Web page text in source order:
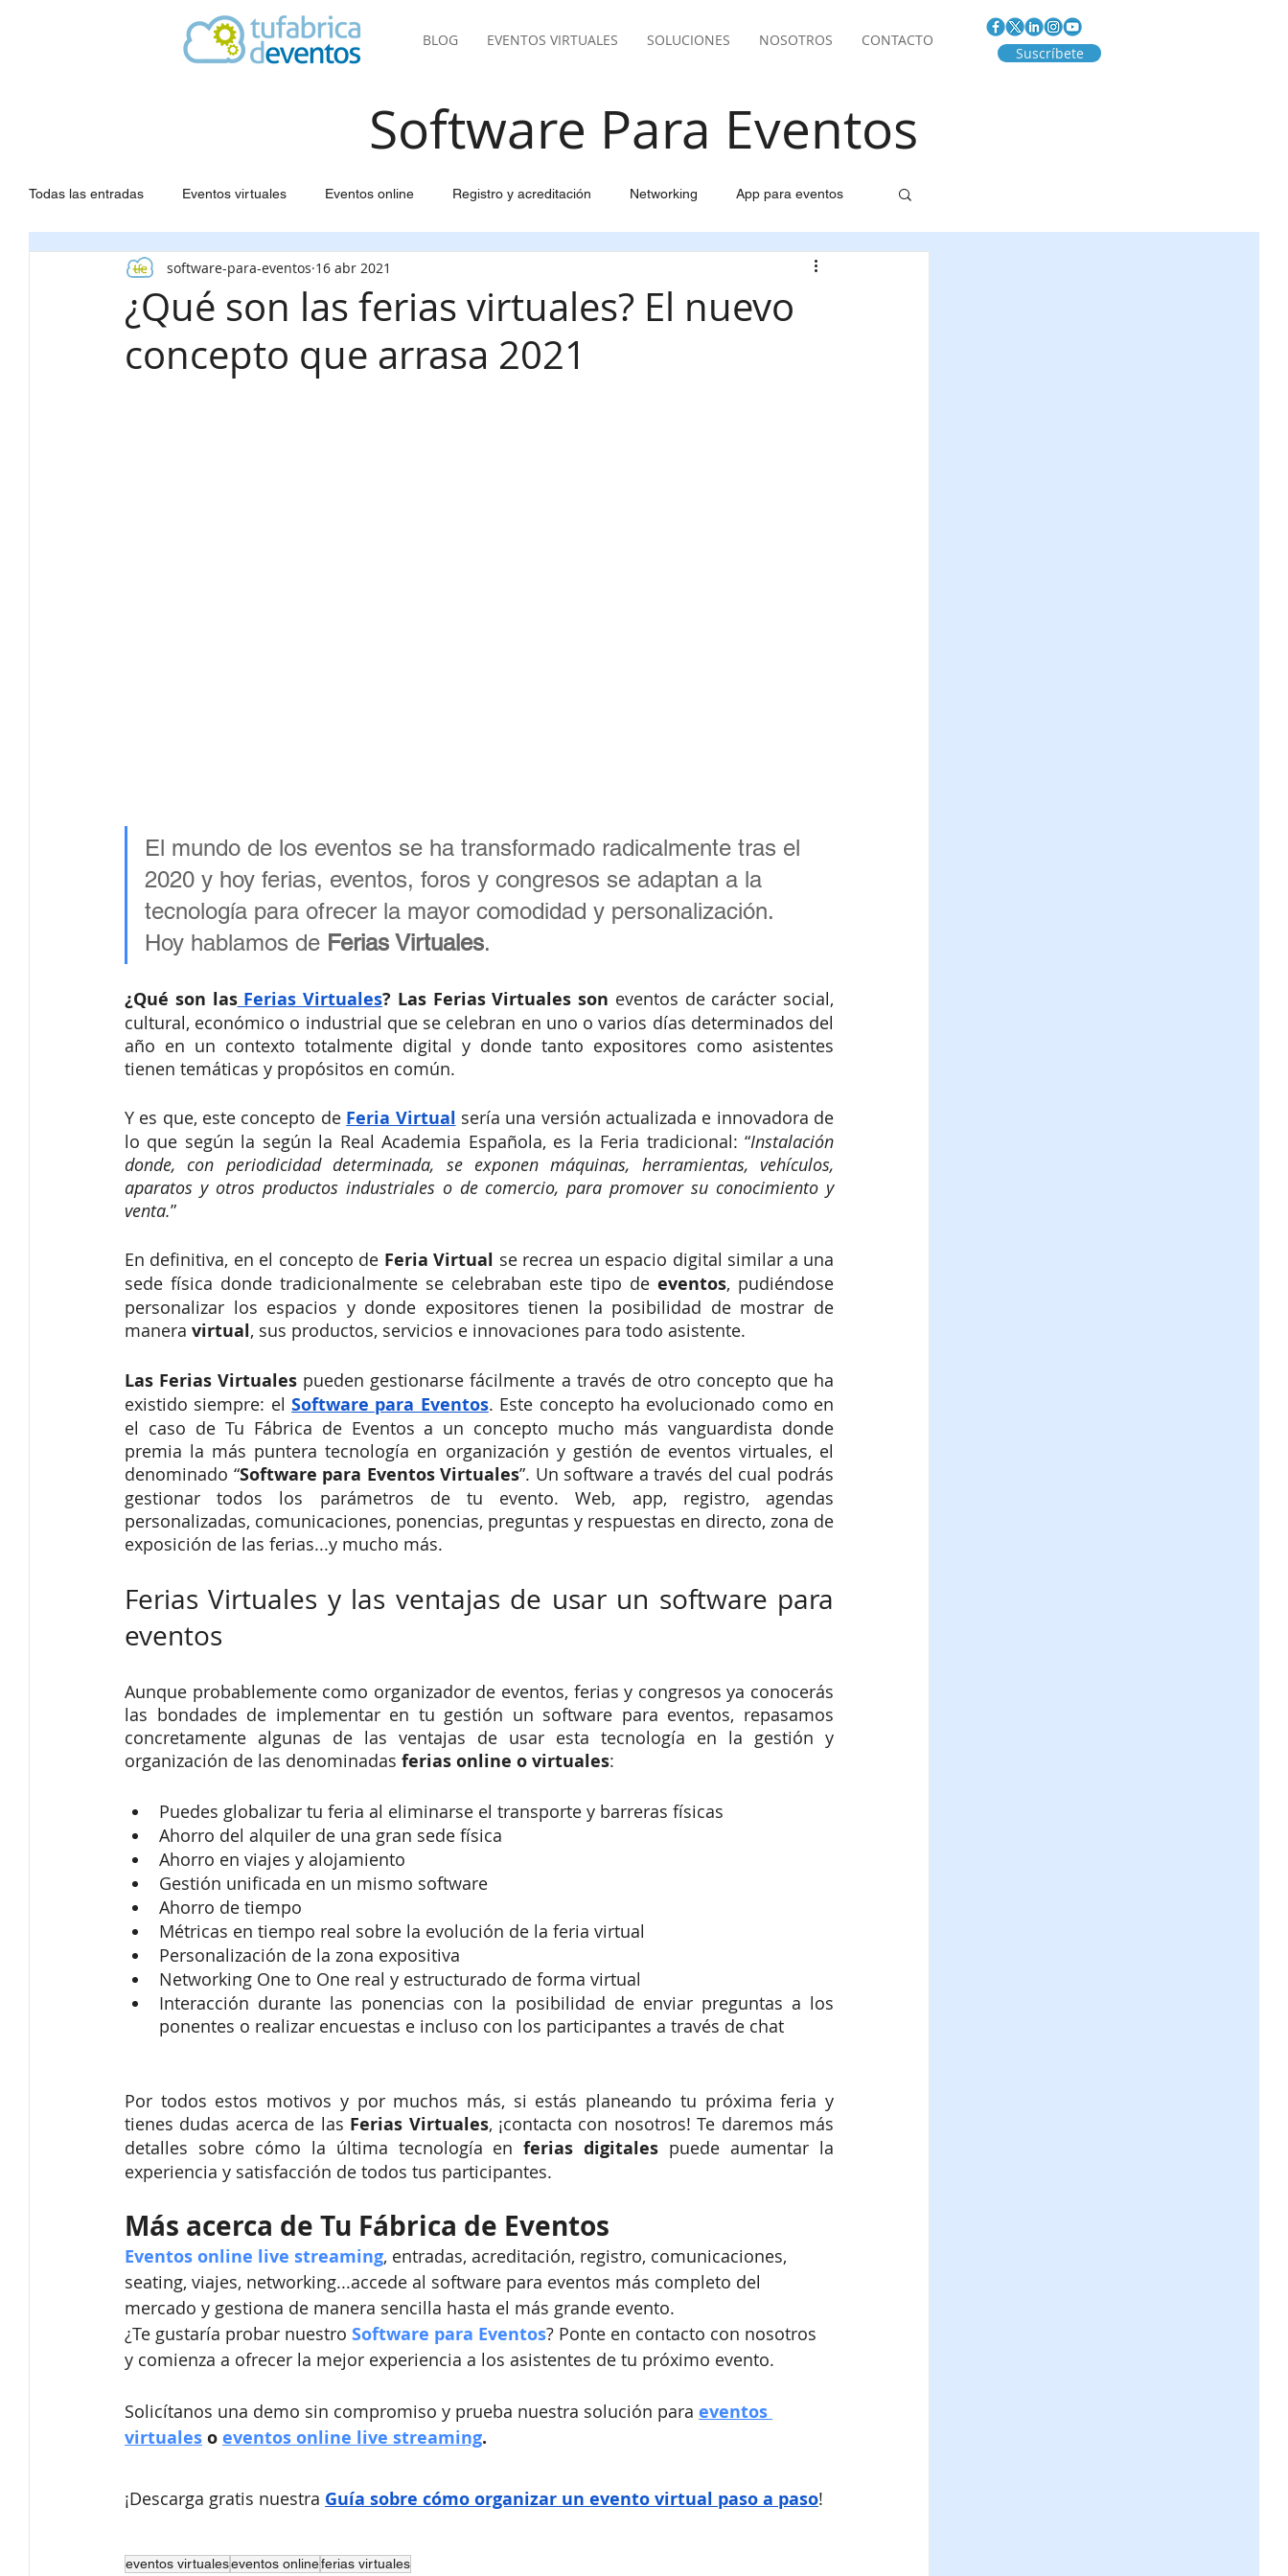
BLOG EVENTOS VIRTUALES SOLUCIONES NOSOTROS CONTACTO
Suscríbete
Todas las entradas Eventos virtuales Eventos online Registro y acreditación Networking App para eventos
Software para Eventos Agendas a medida Pasarela pago
Seating para eventos Congresos científicos Gestión Viajes y Alojamiento
¿Qué son las ferias virtuales? El nuevo
concepto que arrasa 2021
software-para-eventos 16 abr 2021
El mundo de los eventos se ha transformado radicalmente tras el
2020 y hoy ferias, eventos, foros y congresos se adaptan a la
tecnología para ofrecer la mayor comodidad y personalización.
Hoy hablamos de Ferias Virtuales.
¿Qué son las Ferias Virtuales? Las Ferias Virtuales son eventos de carácter social,
cultural, económico o industrial que se celebran en uno o varios días determinados del
año en un contexto totalmente digital y donde tanto expositores como asistentes
tienen temáticas y propósitos en común.
Y es que, este concepto de Feria Virtual sería una versión actualizada e innovadora de
lo que según la según la Real Academia Española, es la Feria tradicional: “Instalación
donde, con periodicidad determinada, se exponen máquinas, herramientas, vehículos,
aparatos y otros productos industriales o de comercio, para promover su conocimiento y
venta.”
En definitiva, en el concepto de Feria Virtual se recrea un espacio digital similar a una
sede física donde tradicionalmente se celebraban este tipo de eventos, pudiéndose
personalizar los espacios y donde expositores tienen la posibilidad de mostrar de
manera virtual, sus productos, servicios e innovaciones para todo asistente.
Las Ferias Virtuales pueden gestionarse fácilmente a través de otro concepto que ha
existido siempre: el Software para Eventos. Este concepto ha evolucionado como en
el caso de Tu Fábrica de Eventos a un concepto mucho más vanguardista donde
premia la más puntera tecnología en organización y gestión de eventos virtuales, el
denominado “Software para Eventos Virtuales”. Un software a través del cual podrás
gestionar todos los parámetros de tu evento. Web, app, registro, agendas
personalizadas, comunicaciones, ponencias, preguntas y respuestas en directo, zona de
exposición de las ferias...y mucho más.
Ferias Virtuales y las ventajas de usar un software para
eventos
Aunque probablemente como organizador de eventos, ferias y congresos ya conocerás
las bondades de implementar en tu gestión un software para eventos, repasamos
concretamente algunas de las ventajas de usar esta tecnología en la gestión y
organización de las denominadas ferias online o virtuales:
Puedes globalizar tu feria al eliminarse el transporte y barreras físicas
Ahorro del alquiler de una gran sede física
Ahorro en viajes y alojamiento
Gestión unificada en un mismo software
Ahorro de tiempo
Métricas en tiempo real sobre la evolución de la feria virtual
Personalización de la zona expositiva
Networking One to One real y estructurado de forma virtual
Interacción durante las ponencias con la posibilidad de enviar preguntas a los
ponentes o realizar encuestas e incluso con los participantes a través de chat
Por todos estos motivos y por muchos más, si estás planeando tu próxima feria y
tienes dudas acerca de las Ferias Virtuales, ¡contacta con nosotros! Te daremos más
detalles sobre cómo la última tecnología en ferias digitales puede aumentar la
experiencia y satisfacción de todos tus participantes.
Más acerca de Tu Fábrica de Eventos
Eventos online live streaming, entradas, acreditación, registro, comunicaciones,
seating, viajes, networking...accede al software para eventos más completo del
mercado y gestiona de manera sencilla hasta el más grande evento.
¿Te gustaría probar nuestro Software para Eventos? Ponte en contacto con nosotros
y comienza a ofrecer la mejor experiencia a los asistentes de tu próximo evento.
Solicítanos una demo sin compromiso y prueba nuestra solución para eventos
virtuales o eventos online live streaming.
¡Descarga gratis nuestra Guía sobre cómo organizar un evento virtual paso a paso!
eventos virtualeseventos onlineferias virtuales
Software Para Eventos